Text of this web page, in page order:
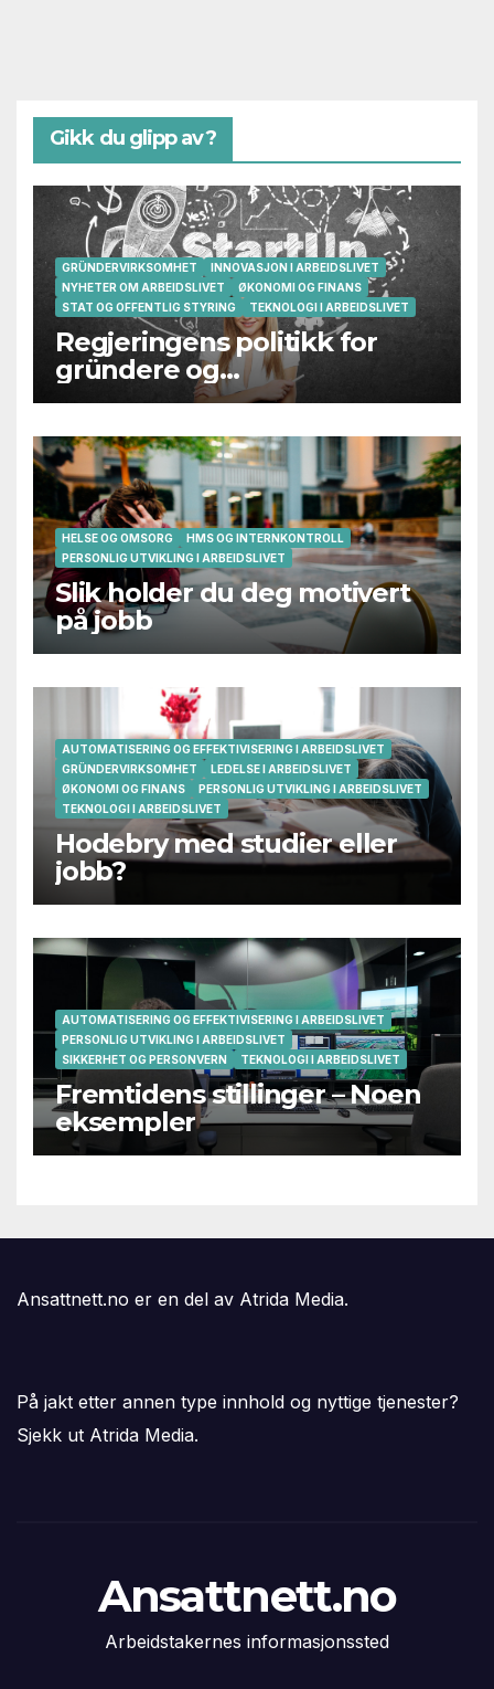
Gikk du glipp av?
GRÜNDERVIRKSOMHET
INNOVASJON I ARBEIDSLIVET
NYHETER OM ARBEIDSLIVET
ØKONOMI OG FINANS
STAT OG OFFENTLIG STYRING
TEKNOLOGI I ARBEIDSLIVET
Regjeringens politikk for
gründere og
oppstartsbedrifter svikter
HELSE OG OMSORG
HMS OG INTERNKONTROLL
PERSONLIG UTVIKLING I ARBEIDSLIVET
Slik holder du deg motivert
på jobb
AUTOMATISERING OG EFFEKTIVISERING I ARBEIDSLIVET
GRÜNDERVIRKSOMHET
LEDELSE I ARBEIDSLIVET
ØKONOMI OG FINANS
PERSONLIG UTVIKLING I ARBEIDSLIVET
TEKNOLOGI I ARBEIDSLIVET
Hodebry med studier eller
jobb?
AUTOMATISERING OG EFFEKTIVISERING I ARBEIDSLIVET
PERSONLIG UTVIKLING I ARBEIDSLIVET
SIKKERHET OG PERSONVERN
TEKNOLOGI I ARBEIDSLIVET
Fremtidens stillinger – Noen
eksempler
Ansattnett.no er en del av Atrida Media.
På jakt etter annen type innhold og nyttige tjenester?
Sjekk ut Atrida Media.
Ansattnett.no
Arbeidstakernes informasjonssted